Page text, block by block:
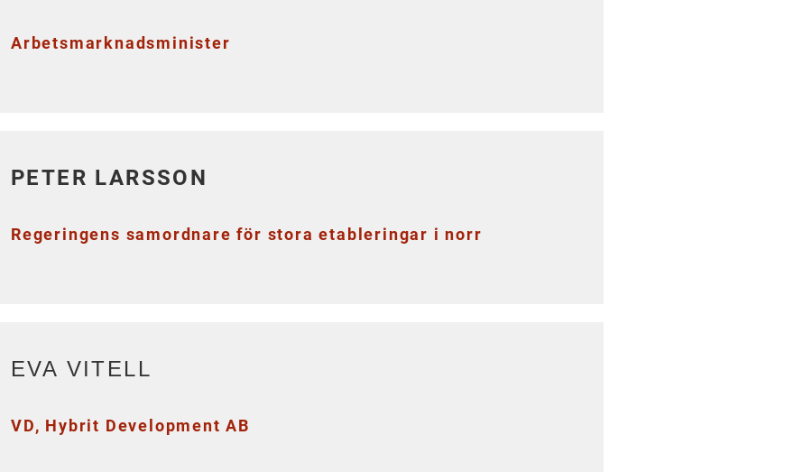
Arbetsmarknadsminister
PETER LARSSON
Regeringens samordnare för stora etableringar i norr
EVA VITELL
VD, Hybrit Development AB